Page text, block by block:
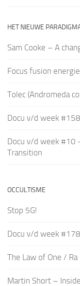
HET NIEUWE
Sam Cooke – A
Focus fusion energie
Tolec (Andromeda
Docu v/d week
Docu v/d week #10
Transition
OCCULTISME
Stop 5G!
Docu v/d week
The Law of One /
Martin Short –